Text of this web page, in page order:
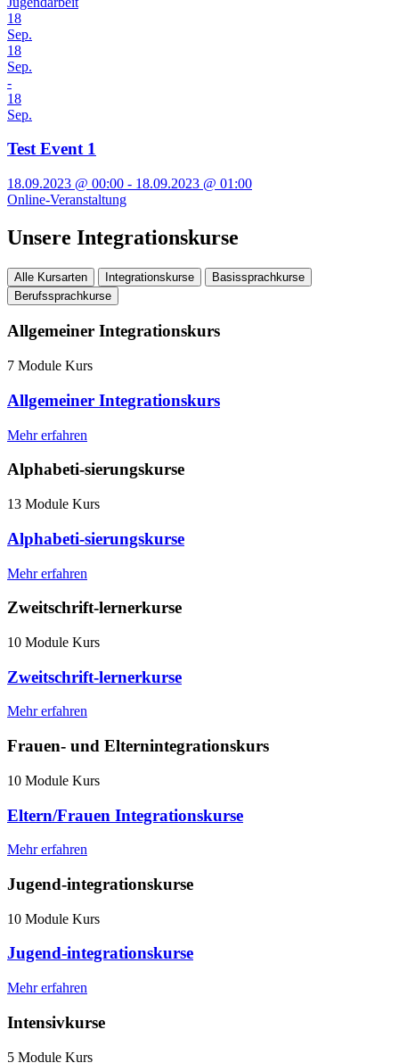
18
Sep.
18
Sep.
-
18
Sep.
Test Event 1
18.09.2023 @ 00:00 - 18.09.2023 @ 01:00
Online-Veranstaltung
Unsere Integrationskurse
Alle Kursarten Integrationskurse
Basissprachkurse
Berufssprachkurse
Allgemeiner Integrationskurs
7 Module Kurs
Allgemeiner Integrationskurs
Mehr erfahren
Alphabeti-sierungskurse
13 Module Kurs
Alphabeti-sierungskurse
Mehr erfahren
Zweitschrift-lernerkurse
10 Module Kurs
Zweitschrift-lernerkurse
Mehr erfahren
Frauen- und Elternintegrationskurs
10 Module Kurs
Eltern/Frauen Integrationskurse
Mehr erfahren
Jugend-integrationskurse
10 Module Kurs
Jugend-integrationskurse
Mehr erfahren
Intensivkurse
5 Module Kurs